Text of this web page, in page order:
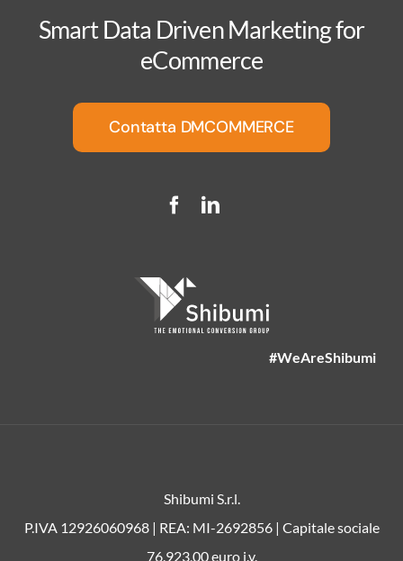
Smart Data Driven Marketing for
eCommerce
Contatta DMCOMMERCE
#WeAreShibumi
Shibumi S.r.l.
P.IVA 12926060968 | REA: MI-2692856 | Capitale sociale
76.923,00 euro i.v.